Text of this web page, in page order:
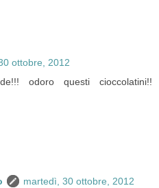
ottobre, 2012
odoro questi cioccolatini!!
martedì, 30 ottobre, 2012